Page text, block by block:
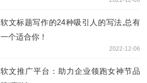
软文标题写作的24种吸引人的写法,总有
一个适合你！
2022-12-06
软文推广平台：助力企业领跑女神节品